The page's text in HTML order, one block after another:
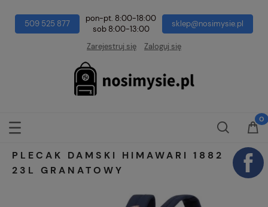
509 525 877
pon-pt. 8:00-18:00
sob 8:00-13:00
sklep@nosimysie.pl
Zarejestruj się Zaloguj się
PLECAK DAMSKI HIMAWARI 1882
23L GRANATOWY